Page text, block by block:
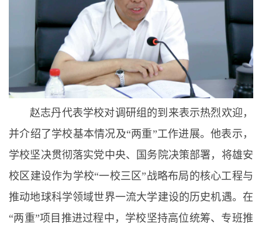
赵志丹代表学校对调研组的到来表示热烈欢迎，
并介绍了学校基本情况及“两重”工作进展。他表示，
学校坚决贯彻落实党中央、国务院决策部署，将雄安
校区建设作为学校“一校三区”战略布局的核心工程与
推动地球科学领域世界一流大学建设的历史机遇。在
“两重”项目推进过程中，学校坚持高位统筹、专班推